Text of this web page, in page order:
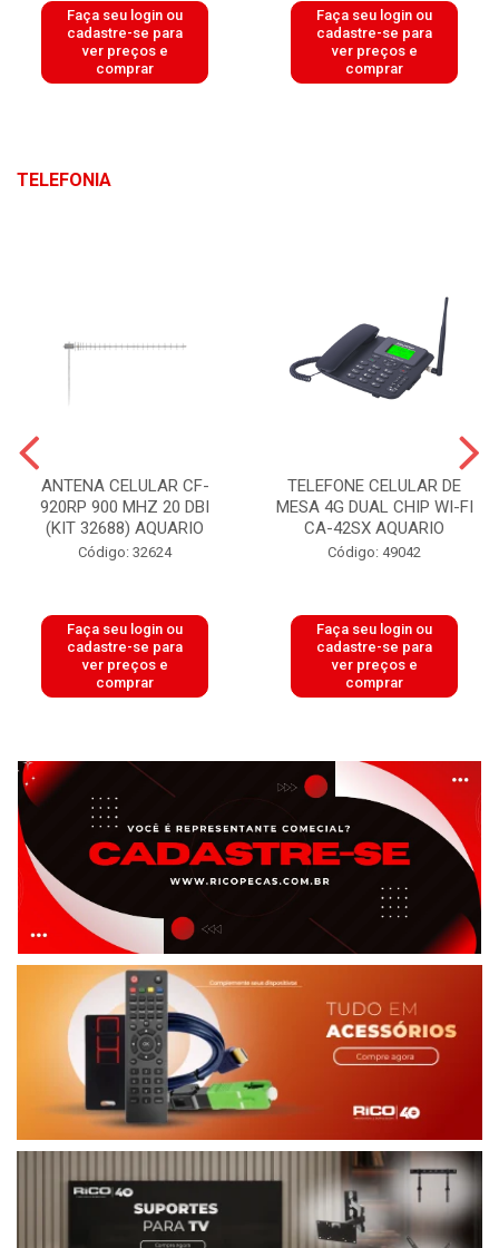
Faça seu login ou
cadastre-se para
ver preços e
comprar
Faça seu login ou
cadastre-se para
ver preços e
comprar
TELEFONIA
ANTENA CELULAR CF-
920RP 900 MHZ 20 DBI
(KIT 32688) AQUARIO
Código: 32624
Faça seu login ou
cadastre-se para
ver preços e
comprar
TELEFONE CELULAR DE
MESA 4G DUAL CHIP WI-FI
CA-42SX AQUARIO
Código: 49042
Faça seu login ou
cadastre-se para
ver preços e
comprar